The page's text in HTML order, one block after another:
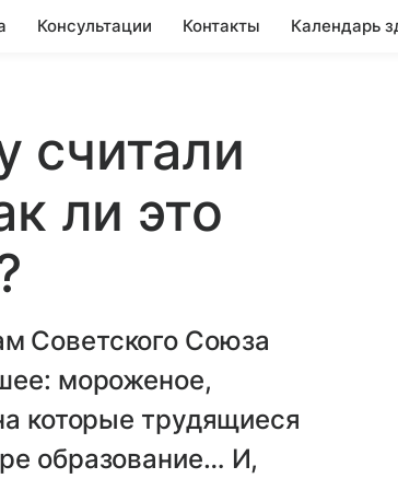
Консультации Контакты Календарь
считали
ли это
Советского Союза
мороженое,
которые трудящиеся
образование… И,